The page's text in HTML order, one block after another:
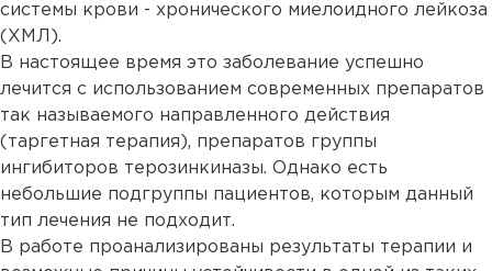
системы крови - хронического миелоидного лейкоза
(ХМЛ).
В настоящее время это заболевание успешно
лечится с использованием современных препаратов
так называемого направленного действия
(таргетная терапия), препаратов группы
ингибиторов терозинкиназы. Однако есть
небольшие подгруппы пациентов, которым данный
тип лечения не подходит.
В работе проанализированы результаты терапии и